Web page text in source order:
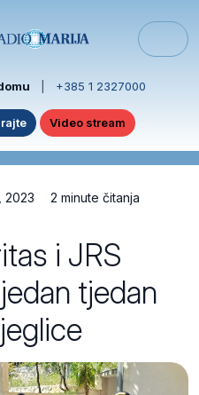
+385 1 2327000
Video stream
2023 2 minute čitanja
i JRS
tjedan